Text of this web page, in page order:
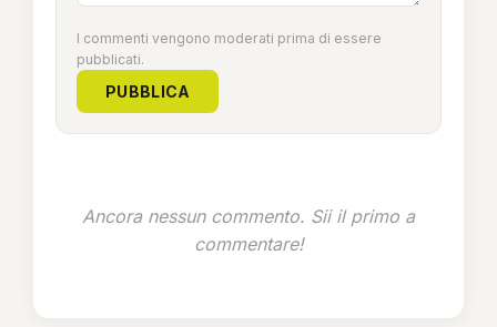
I commenti vengono moderati prima di essere
pubblicati.
PUBBLICA
Ancora nessun commento. Sii il primo a
commentare!